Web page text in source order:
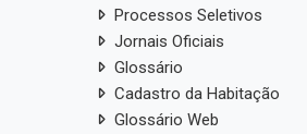
Processos Seletivos
Jornais Oficiais
Glossário
Cadastro da Habitação
Glossário Web